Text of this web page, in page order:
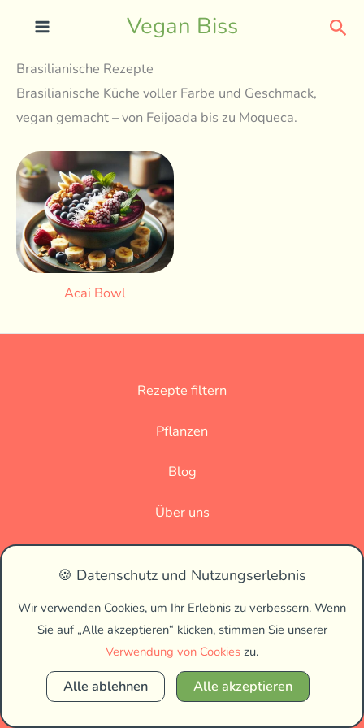
🍪 Datenschutz und Nutzungserlebnis
Wir verwenden Cookies, um Ihr Erlebnis zu verbessern. Wenn
Sie auf „Alle akzeptieren“ klicken, stimmen Sie unserer
Verwendung von Cookies zu.
Alle ablehnen Alle akzeptieren
content
Vegan Biss
Brasilianische Rezepte
Brasilianische Küche voller Farbe und Geschmack,
vegan gemacht – von Feijoada bis zu Moqueca.
Acai Bowl
Rezepte filtern
Pflanzen
Blog
Über uns
Copyright © 2026 Vegan Biss